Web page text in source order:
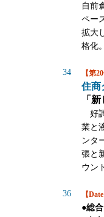
自前
ペー
拡大
格化
34 【第
住
「
好
業と
ンタ
張と
ウン
36 【
●総